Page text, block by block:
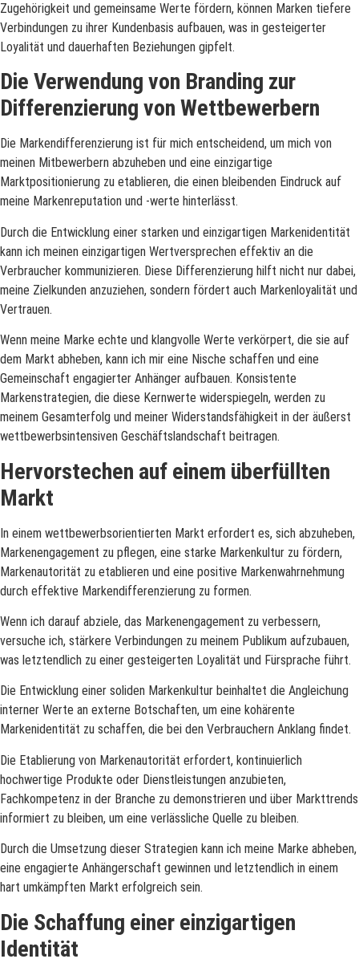
Zugehörigkeit und gemeinsame Werte fördern, können Marken tiefere
Verbindungen zu ihrer Kundenbasis aufbauen, was in gesteigerter
Loyalität und dauerhaften Beziehungen gipfelt.
Die Verwendung von Branding zur
Differenzierung von Wettbewerbern
Die Markendifferenzierung ist für mich entscheidend, um mich von
meinen Mitbewerbern abzuheben und eine einzigartige
Marktpositionierung zu etablieren, die einen bleibenden Eindruck auf
meine Markenreputation und -werte hinterlässt.
Durch die Entwicklung einer starken und einzigartigen Markenidentität
kann ich meinen einzigartigen Wertversprechen effektiv an die
Verbraucher kommunizieren. Diese Differenzierung hilft nicht nur dabei,
meine Zielkunden anzuziehen, sondern fördert auch Markenloyalität und
Vertrauen.
Wenn meine Marke echte und klangvolle Werte verkörpert, die sie auf
dem Markt abheben, kann ich mir eine Nische schaffen und eine
Gemeinschaft engagierter Anhänger aufbauen. Konsistente
Markenstrategien, die diese Kernwerte widerspiegeln, werden zu
meinem Gesamterfolg und meiner Widerstandsfähigkeit in der äußerst
wettbewerbsintensiven Geschäftslandschaft beitragen.
Hervorstechen auf einem überfüllten
Markt
In einem wettbewerbsorientierten Markt erfordert es, sich abzuheben,
Markenengagement zu pflegen, eine starke Markenkultur zu fördern,
Markenautorität zu etablieren und eine positive Markenwahrnehmung
durch effektive Markendifferenzierung zu formen.
Wenn ich darauf abziele, das Markenengagement zu verbessern,
versuche ich, stärkere Verbindungen zu meinem Publikum aufzubauen,
was letztendlich zu einer gesteigerten Loyalität und Fürsprache führt.
Die Entwicklung einer soliden Markenkultur beinhaltet die Angleichung
interner Werte an externe Botschaften, um eine kohärente
Markenidentität zu schaffen, die bei den Verbrauchern Anklang findet.
Die Etablierung von Markenautorität erfordert, kontinuierlich
hochwertige Produkte oder Dienstleistungen anzubieten,
Fachkompetenz in der Branche zu demonstrieren und über Markttrends
informiert zu bleiben, um eine verlässliche Quelle zu bleiben.
Durch die Umsetzung dieser Strategien kann ich meine Marke abheben,
eine engagierte Anhängerschaft gewinnen und letztendlich in einem
hart umkämpften Markt erfolgreich sein.
Die Schaffung einer einzigartigen
Identität